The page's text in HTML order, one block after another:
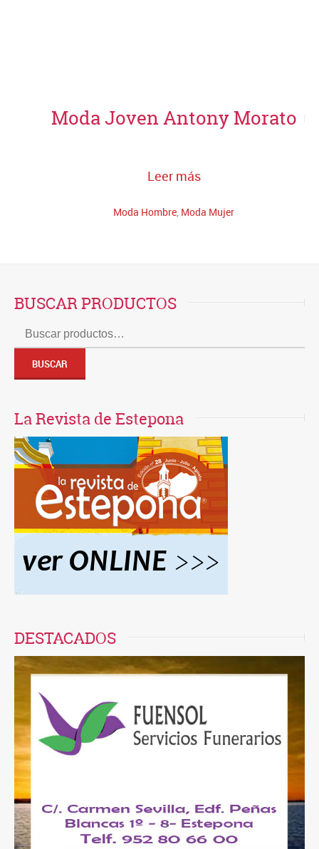
Moda Joven Antony Morato
Leer más
Moda Hombre Moda Mujer
BUSCAR PRODUCTOS
Buscar
por:
BUSCAR
La Revista de Estepona
DESTACADOS